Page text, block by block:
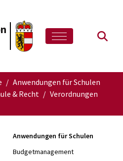
Anwendungen für Schulen
& Recht
Verordnungen
Anwendungen für Schulen
Budgetmanagement